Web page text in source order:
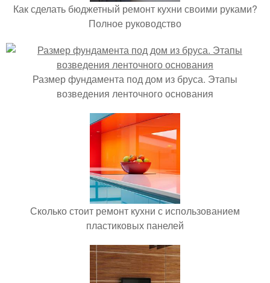
Как сделать бюджетный ремонт кухни своими руками?
Полное руководство
Размер фундамента под дом из бруса. Этапы
возведения ленточного основания
Сколько стоит ремонт кухни с использованием
пластиковых панелей